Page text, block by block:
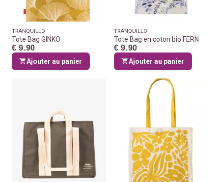
TRANQUILLO
Tote Bag GINKO
€ 9.90
Ajouter au panier
TRANQUILLO
Tote Bag en coton bio FERN
€ 9.90
Ajouter au panier